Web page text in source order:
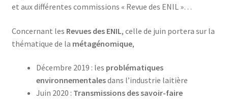
et aux différentes commissions « Revue des ENIL »…
Concernant les Revues des ENIL, celle de juin portera sur la
thématique de la métagénomique,
Décembre 2019 : les problématiques
environnementalesdans l’industrie laitière
Juin 2020 : Transmissions des savoir-faire